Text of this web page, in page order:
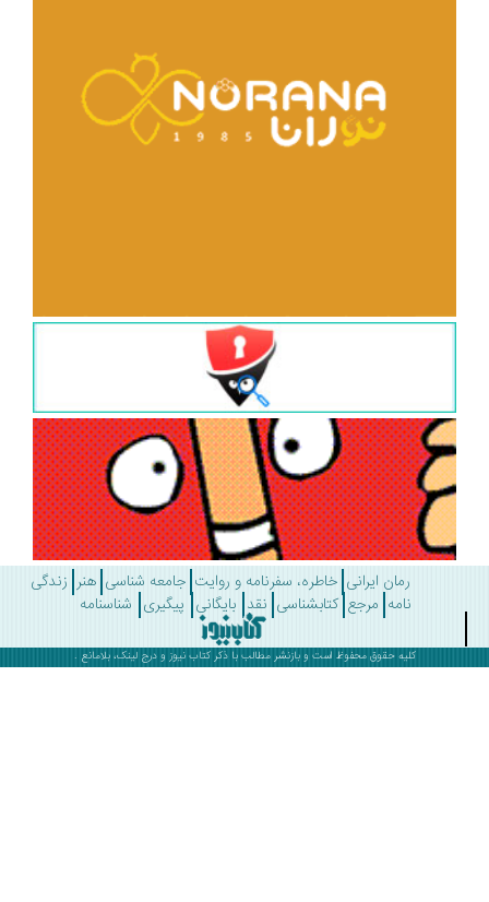
رمان ایرانی خاطره، سفرنامه و روایت جامعه شناسی هنر زندگی
مرجع کتابشناسی نقد بایگانی پیگیری شناسنامه
کلیه حقوق محفوظ است و بازنشر مطالب با ذکرکتاب نیوز و درج لینک، بلامانع .